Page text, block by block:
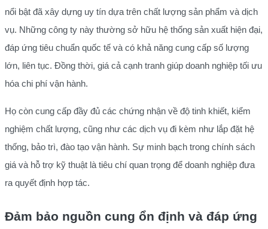
nổi bật đã xây dựng uy tín dựa trên chất lượng sản phẩm và dịch
vụ. Những công ty này thường sở hữu hệ thống sản xuất hiện đại,
đáp ứng tiêu chuẩn quốc tế và có khả năng cung cấp số lượng
lớn, liên tục. Đồng thời, giá cả cạnh tranh giúp doanh nghiệp tối ưu
hóa chi phí vận hành.
Họ còn cung cấp đầy đủ các chứng nhận về độ tinh khiết, kiểm
nghiệm chất lượng, cũng như các dịch vụ đi kèm như lắp đặt hệ
thống, bảo trì, đào tạo vận hành. Sự minh bạch trong chính sách
giá và hỗ trợ kỹ thuật là tiêu chí quan trọng để doanh nghiệp đưa
ra quyết định hợp tác.
Đảm bảo nguồn cung ổn định và đáp ứng